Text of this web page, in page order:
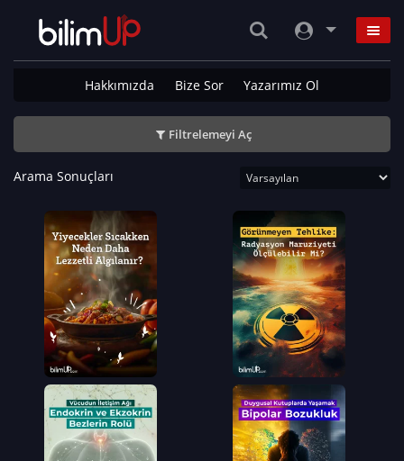
Hakkımızda Bize Sor Yazarımız Ol
Filtrelemeyi Aç
Arama Sonuçları